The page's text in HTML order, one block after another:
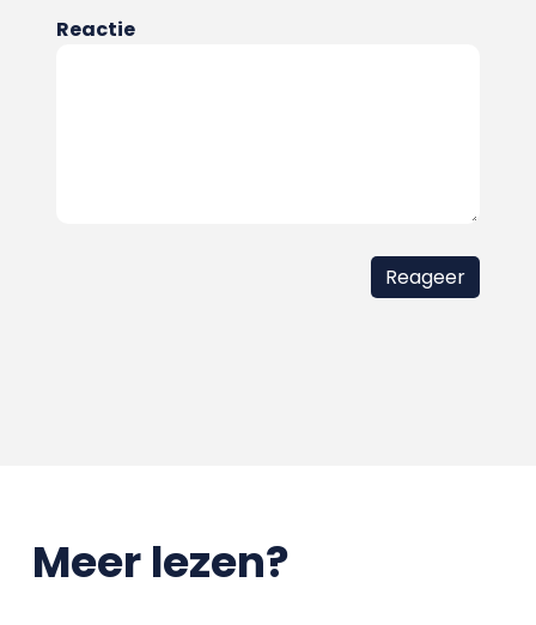
Reactie
Meer lezen?